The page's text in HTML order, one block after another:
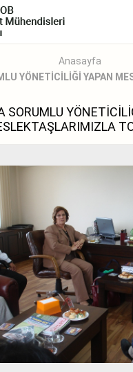
Anasayfa
YÖNETİCİLİĞİ YAPAN
SORUMLU